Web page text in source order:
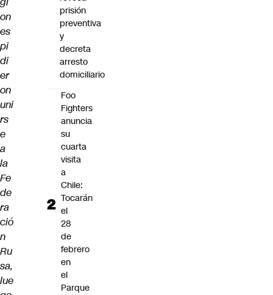
on
es
pi
di
er
on
uni
rs
e
a
la
Fe
de
ra
ció
n
Ru
sa,
lue
prisión
preventiva
y
decreta
arresto
domiciliario
Foo
Fighters
anuncia
su
cuarta
visita
a
Chile:
Tocarán
el
28
de
febrero
en
el
Parque